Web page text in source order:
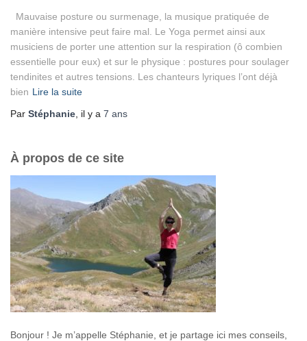
Mauvaise posture ou surmenage, la musique pratiquée de
manière intensive peut faire mal. Le Yoga permet ainsi aux
musiciens de porter une attention sur la respiration (ô combien
essentielle pour eux) et sur le physique : postures pour soulager
tendinites et autres tensions. Les chanteurs lyriques l’ont déjà
bien Lire la suite
Par Stéphanie , il y a 7 ans
À propos de ce site
Bonjour ! Je m’appelle Stéphanie, et je partage ici mes conseils,